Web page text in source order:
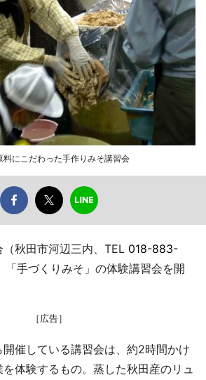
にこだわった手作りみそ講習会
秋田市河辺三内、TEL 018-883-
「手づくりみそ」の体験講習会を開
［広告］
催している講習会は、約2時間かけ
体験するもの。蒸した秋田産のリュ